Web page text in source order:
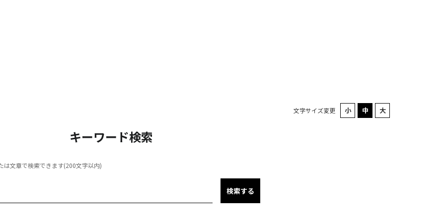
文字サイズ変更
キーワード検索
は文章で検索できます(200文字以内)